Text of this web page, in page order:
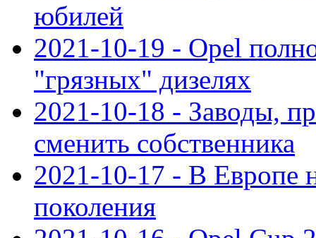
юбилей
2021-10-19 - Opel
"грязных" дизелях
2021-10-18 - Заводы,
сменить собственника
2021-10-17 - В Европе
поколения